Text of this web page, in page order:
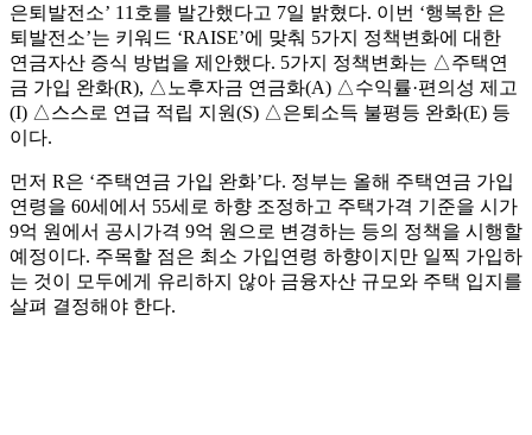
은퇴발전소’ 11호를 발간했다고 7일 밝혔다. 이번 ‘행복한 은
퇴발전소’는 키워드 ‘RAISE’에 맞춰 5가지 정책변화에 대한
연금자산 증식 방법을 제안했다. 5가지 정책변화는 △주택연
금 가입 완화(R), △노후자금 연금화(A) △수익률·편의성 제고
(I) △스스로 연급 적립 지원(S) △은퇴소득 불평등 완화(E) 등
이다.
먼저 R은 ‘주택연금 가입 완화’다. 정부는 올해 주택연금 가입
연령을 60세에서 55세로 하향 조정하고 주택가격 기준을 시가
9억 원에서 공시가격 9억 원으로 변경하는 등의 정책을 시행할
예정이다. 주목할 점은 최소 가입연령 하향이지만 일찍 가입하
는 것이 모두에게 유리하지 않아 금융자산 규모와 주택 입지를
살펴 결정해야 한다.